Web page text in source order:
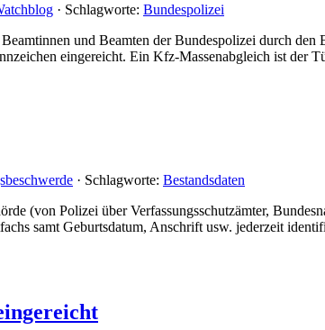
· Schlagworte: Bundespolizei
und Beamten der Bundespolizei durch den
eingereicht. Ein Kfz-Massenabgleich ist der
· Schlagworte: Bestandsdaten
(von Polizei über Verfassungsschutzämter,
samt Geburtsdatum, Anschrift usw. jederzeit